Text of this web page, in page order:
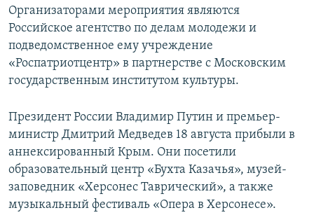
Организаторами мероприятия являются
Российское агентство по делам молодежи и
подведомственное ему учреждение
«Роспатриотцентр» в партнерстве с Московским
государственным институтом культуры.
Президент России Владимир Путин и премьер-
министр Дмитрий Медведев 18 августа прибыли в
аннексированный Крым. Они посетили
образовательный центр «Бухта Казачья», музей-
заповедник «Херсонес Таврический», а также
музыкальный фестиваль «Опера в Херсонесе».